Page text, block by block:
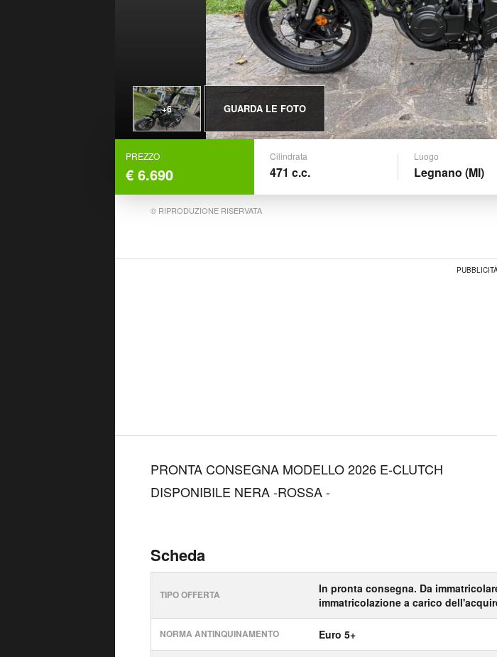
+6 GUARDA LE FOTO
PREZZO
€ 6.690
Cilindrata
471 c.c.
Luogo
Legnano (MI)
© RIPRODUZIONE RISERVATA
PUBBLICITÀ
PRONTA CONSEGNA MODELLO 2026 E-CLUTCH
DISPONIBILE NERA -ROSSA -
Scheda
TIPO OFFERTA
In pronta consegna. Da
immatricolazione a carico
NORMA ANTINQUINAMENTO Euro 5+